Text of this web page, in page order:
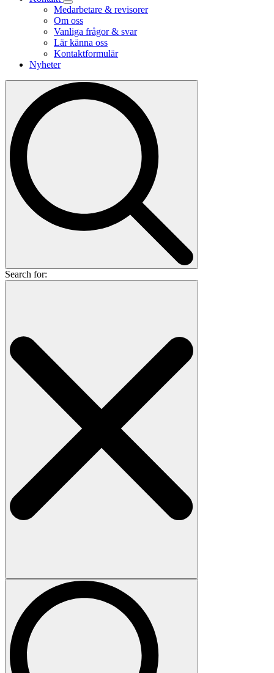
Medarbetare & revisorer
Om oss
Vanliga frågor & svar
Lär känna oss
Kontaktformulär
Nyheter
Search for: